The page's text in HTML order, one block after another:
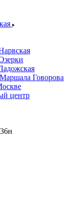
Говорова
центр